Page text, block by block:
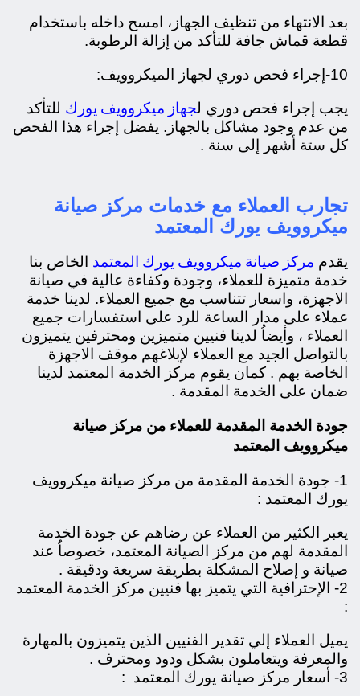
بعد الانتهاء من تنظيف الجهاز، امسح داخله باستخدام
قطعة قماش جافة للتأكد من إزالة الرطوبة.
10-إجراء فحص دوري لجهاز الميكروويف:
يجب إجراء فحص دوري لجهاز ميكروويف يورك للتأكد
من عدم وجود مشاكل بالجهاز. يفضل إجراء هذا الفحص
كل ستة أشهر إلى سنة .
تجارب العملاء مع خدمات مركز صيانة
ميكروويف يورك المعتمد
يقدم مركز صيانة ميكروويف يورك المعتمد الخاص بنا
خدمة متميزة للعملاء، وجودة وكفاءة عالية في صيانة
الاجهزة، واسعار تتناسب مع جميع العملاء. لدينا خدمة
عملاء على مدار الساعة للرد على استفسارات جميع
العملاء ، وأيضاُ لدينا فنيين متميزين ومحترفين يتميزون
بالتواصل الجيد مع العملاء لإبلاغهم موقف الاجهزة
الخاصة بهم . كمان يقوم مركز الخدمة المعتمد لدينا
ضمان على الخدمة المقدمة .
جودة الخدمة المقدمة للعملاء من مركز صيانة
ميكروويف المعتمد
1- جودة الخدمة المقدمة من مركز صيانة ميكروويف
يورك المعتمد :
يعبر الكثير من العملاء عن رضاهم عن جودة الخدمة
المقدمة لهم من مركز الصيانة المعتمد، خصوصاُ عند
صيانة و إصلاح المشكلة بطريقة سريعة ودقيقة .
2- الإحترافية التي يتميز بها فنيين مركز الخدمة المعتمد
:
يميل العملاء إلي تقدير الفنيين الذين يتميزون بالمهارة
والمعرفة ويتعاملون بشكل ودود ومحترف .
3- أسعار مركز صيانة يورك المعتمد :